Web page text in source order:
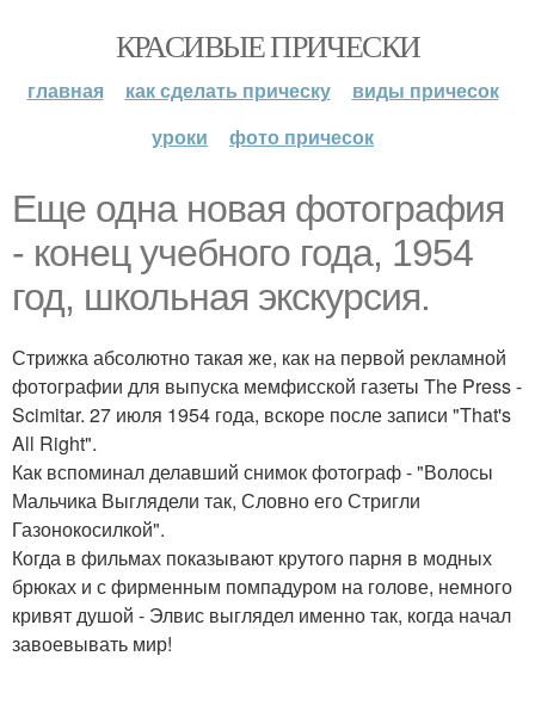
КРАСИВЫЕ ПРИЧЕСКИ
главная как сделать прическу
виды причесок
уроки
фото причесок
Еще одна новая фотография
- конец учебного года, 1954
год, школьная экскурсия.
Стрижка абсолютно такая же, как на первой рекламной
фотографии для выпуска мемфисской газеты The Press -
Scimitar. 27 июля 1954 года, вскоре после записи "That's
All Right".
Как вспоминал делавший снимок фотограф - "Волосы
Мальчика Выглядели так, Словно его Стригли
Газонокосилкой".
Когда в фильмах показывают крутого парня в модных
брюках и с фирменным помпадуром на голове, немного
кривят душой - Элвис выглядел именно так, когда начал
завоевывать мир!